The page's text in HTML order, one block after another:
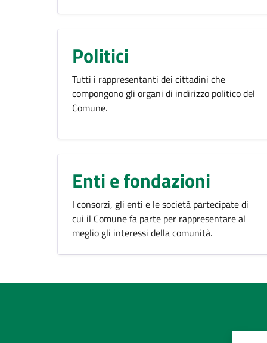
Politici
Tutti i rappresentanti dei cittadini che
compongono gli organi di indirizzo politico del
Comune.
Enti e fondazioni
I consorzi, gli enti e le società partecipate di
cui il Comune fa parte per rappresentare al
meglio gli interessi della comunità.